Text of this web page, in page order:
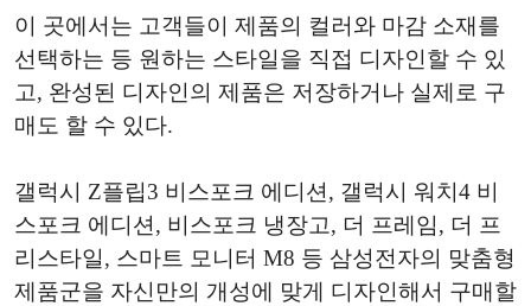
이 곳에서는 고객들이 제품의 컬러와 마감 소재를
선택하는 등 원하는 스타일을 직접 디자인할 수 있
고, 완성된 디자인의 제품은 저장하거나 실제로 구
매도 할 수 있다.
갤럭시 Z플립3 비스포크 에디션, 갤럭시 워치4 비
스포크 에디션, 비스포크 냉장고, 더 프레임, 더 프
리스타일, 스마트 모니터 M8 등 삼성전자의 맞춤형
제품군을 자신만의 개성에 맞게 디자인해서 구매할